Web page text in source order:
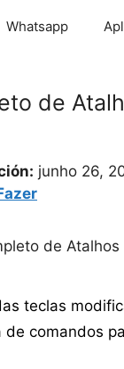
Whatsapp
de
junho 26,
de
teclas
de comandos